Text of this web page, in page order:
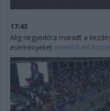
17:43
Alig negyedóra maradt a
eseményeket innentől élő